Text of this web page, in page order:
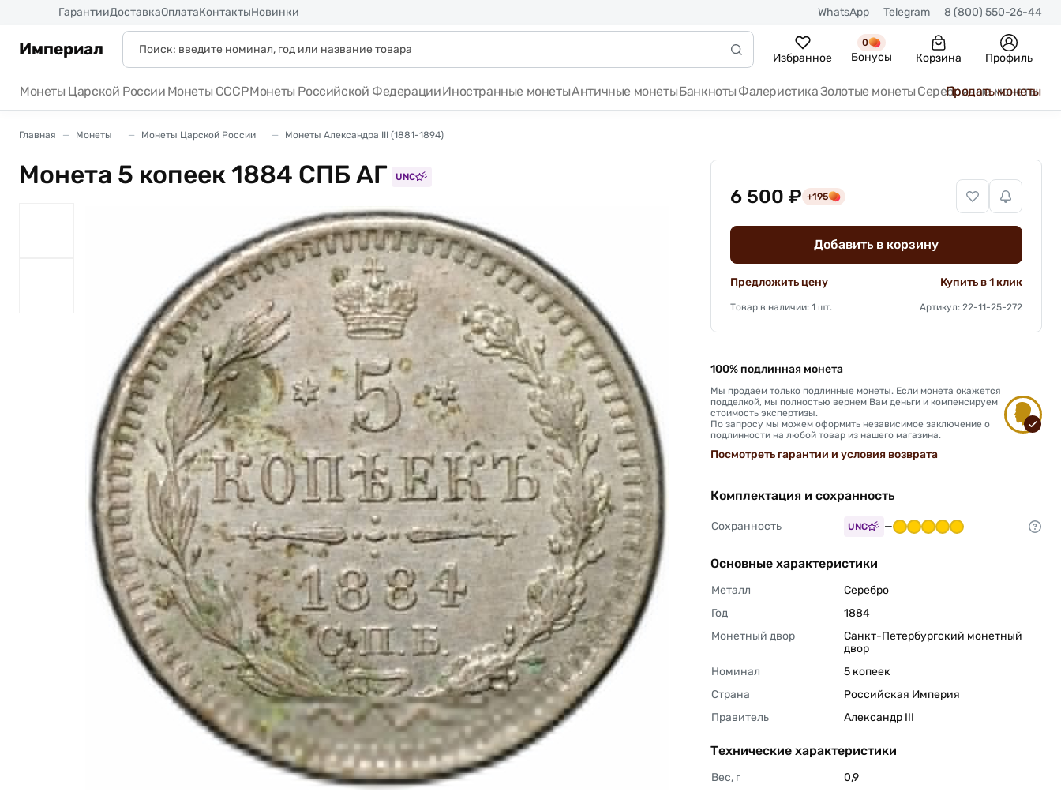
ГарантииДоставкаОплатаКонтактыНовинки WhatsApp Telegram 8 (800) 550-26-44
Империал Избранное
0
Бонусы Корзина Профиль
Монеты Царской России Монеты СССРМонеты Российской ФедерацииИностранные монетыАнтичные монетыБанкноты ФалеристикаЗолотые монеты Серебряные монеты
Продать монеты
Главная Монеты Монеты Царской России Монеты Александра III (1881-1894)
Монета 5 копеек 1884 СПБ АГ UNC
6 500 ₽ +195
Добавить в корзину
Предложить цену Купить в 1 клик
Товар в наличии: 1 шт. Артикул: 22-11-25-272
100% подлинная монета
Мы продаем только подлинные монеты. Если монета окажется
подделкой, мы полностью вернем Вам деньги и компенсируем
стоимость экспертизы.
По запросу мы можем оформить независимое заключение о
подлинности на любой товар из нашего магазина.
Посмотреть гарантии и условия возврата
Комплектация и сохранность
Сохранность UNC —
Основные характеристики
Металл
Серебро
Год
1884
Монетный двор
Санкт-Петербургский монетный
двор
Номинал
5 копеек
Страна
Российская Империя
Правитель
Александр III
Технические характеристики
Вес, г
0,9